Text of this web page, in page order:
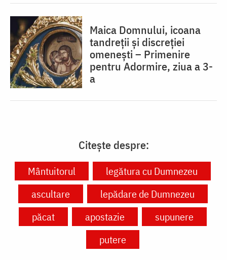
Maica Domnului, icoana
tandreții și discreției
omenești – Primenire
pentru Adormire, ziua a 3-
a
Citește despre:
Mântuitorul
legătura cu Dumnezeu
ascultare
lepădare de Dumnezeu
păcat
apostazie
supunere
putere